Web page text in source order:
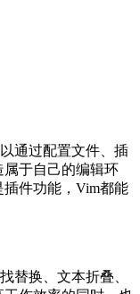
通过配置文件、插
于自己的编辑环
件功能，Vim都能
替换、文本折叠、